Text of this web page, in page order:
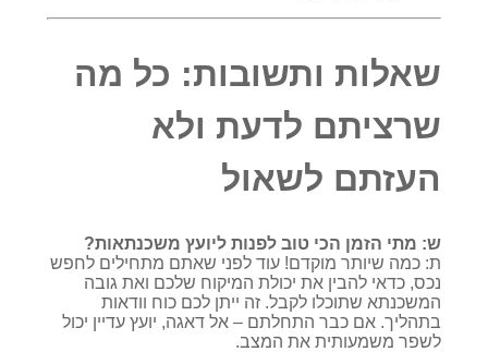
שאלות ותשובות: כל מה
שרציתם לדעת ולא
העזתם לשאול
ש: מתי הזמן הכי טוב לפנות ליועץ משכנתאות?
ת: כמה שיותר מוקדם! עוד לפני שאתם מתחילים לחפש
נכס, כדאי להבין את יכולת המיקוח שלכם ואת גובה
המשכנתא שתוכלו לקבל. זה ייתן לכם כוח וודאות
בתהליך. אם כבר התחלתם – אל דאגה, יועץ עדיין יכול
לשפר משמעותית את המצב.